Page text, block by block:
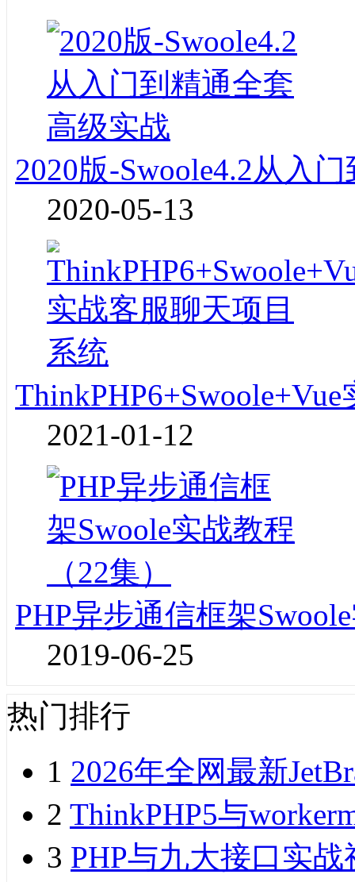
2020版-Swoole4.2从入
2020-05-13
2021-01-12
PHP异步通信框架
2019-06-25
热门排行
1 2026年全网最新
2 ThinkPHP5与
3 PHP与九大接口实